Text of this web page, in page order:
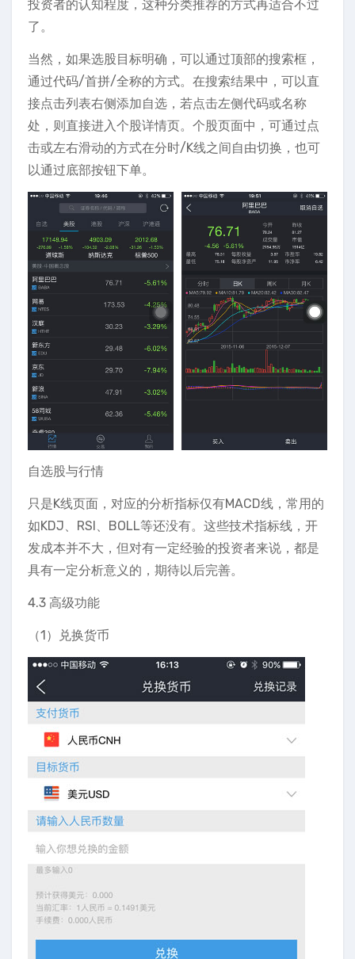
投资者的认知程度，这种分类推荐的方式再适合不过
了。
当然，如果选股目标明确，可以通过顶部的搜索框，
通过代码/首拼/全称的方式。在搜索结果中，可以直
接点击列表右侧添加自选，若点击左侧代码或名称
处，则直接进入个股详情页。个股页面中，可通过点
击或左右滑动的方式在分时/K线之间自由切换，也可
以通过底部按钮下单。
自选股与行情
只是K线页面，对应的分析指标仅有MACD线，常用的
如KDJ、RSI、BOLL等还没有。这些技术指标线，开
发成本并不大，但对有一定经验的投资者来说，都是
具有一定分析意义的，期待以后完善。
4.3 高级功能
（1）兑换货币